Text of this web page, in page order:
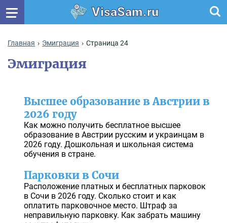
VisaSam.ru
Главная Эмиграция Страница 24
Эмиграция
Высшее образование в Австрии в
2026 году
Как можно получить бесплатное высшее
образование в Австрии русским и украинцам в
2026 году. Дошкольная и школьная система
обучения в стране.
Парковки в Сочи
Расположение платных и бесплатных парковок
в Сочи в 2026 году. Сколько стоит и как
оплатить парковочное место. Штраф за
неправильную парковку. Как забрать машину